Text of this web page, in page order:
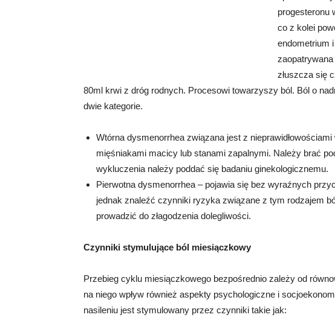
progesteronu
co z kolei
endometrium
złuszcza się
80ml krwi z dróg rodnych. Procesowi towarzyszy ból. Ból o
dwie kategorie.
Wtórna dysmenorrhea związana jest z
mięśniakami macicy lub stanami zapalnymi. Należy brać
wykluczenia należy poddać się badaniu ginekologicznemu.
Pierwotna dysmenorrhea – pojawia się bez wyraźnych
jednak znaleźć czynniki ryzyka związane z tym rodzajem
prowadzić do złagodzenia dolegliwości.
Czynniki stymulujące ból miesiączkowy
Przebieg cyklu miesiączkowego bezpośrednio zależy od
na niego wpływ również aspekty psychologiczne i
nasileniu jest stymulowany przez czynniki takie jak: